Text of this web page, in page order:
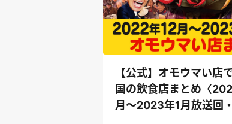
【公式】オモウマい店
国の飲食店まとめ〈
月〜2023年1月放送回